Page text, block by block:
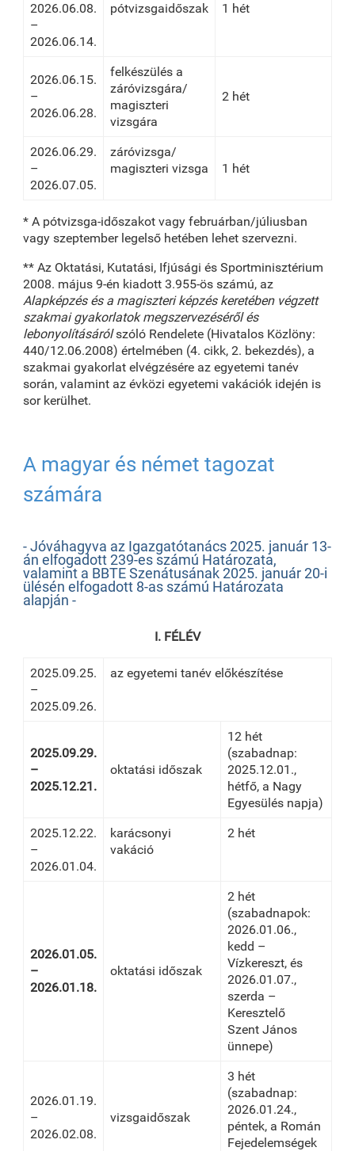
2026.06.08.
–
2026.06.14.
pótvizsgaidőszak 1 hét
2026.06.15.
–
2026.06.28.
felkészülés a
záróvizsgára/
magiszteri
vizsgára
2 hét
2026.06.29.
–
2026.07.05.
záróvizsga/
magiszteri vizsga
1 hét
* A pótvizsga-időszakot vagy februárban/júliusban
vagy szeptember legelső hetében lehet szervezni.
** Az Oktatási, Kutatási, Ifjúsági és Sportminisztérium
2008. május 9-én kiadott 3.955-ös számú, az
Alapképzés és a magiszteri képzés keretében végzett
szakmai gyakorlatok megszervezéséről és
lebonyolításárólszóló Rendelete (Hivatalos Közlöny:
440/12.06.2008) értelmében (4. cikk, 2. bekezdés), a
szakmai gyakorlat elvégzésére az egyetemi tanév
során, valamint az évközi egyetemi vakációk idején is
sor kerülhet.
A magyar és német tagozat
számára
- Jóváhagyva az Igazgatótanács 2025. január 13-
án elfogadott 239-es számú Határozata,
valamint a BBTE Szenátusának 2025. január 20-i
ülésén elfogadott 8-as számú Határozata
alapján -
I. FÉLÉV
2025.09.25.
–
2025.09.26.
az egyetemi tanév előkészítése
2025.09.29.
–
2025.12.21.
oktatási időszak
12 hét
(szabadnap:
2025.12.01.,
hétfő, a Nagy
Egyesülés napja)
2025.12.22.
–
2026.01.04.
karácsonyi
vakáció
2 hét
2026.01.05.
–
2026.01.18.
oktatási időszak
2 hét
(szabadnapok:
2026.01.06.,
kedd –
Vízkereszt, és
2026.01.07.,
szerda –
Keresztelő
Szent János
ünnepe)
2026.01.19.
–
2026.02.08.
vizsgaidőszak
3 hét
(szabadnap:
2026.01.24.,
péntek, a Román
Fejedelemségek